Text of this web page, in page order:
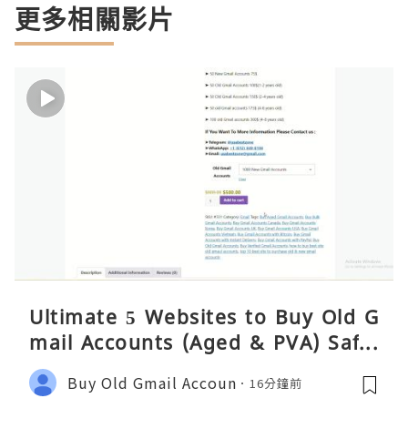
更多相關影片
Ultimate 5 Websites to Buy Old G
mail Accounts (Aged & PVA) Safel
y 2026
Buy Old Gmail Accoun 16分鐘前